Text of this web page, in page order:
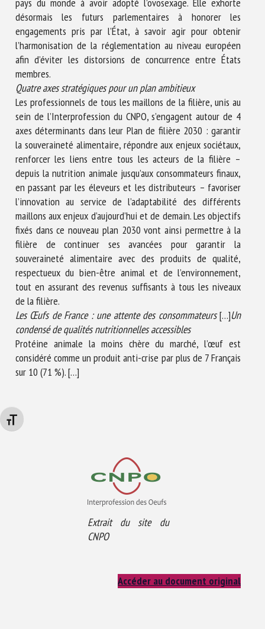
Changer la taille de la police
désormais les futurs parlementaires à honorer les
engagements pris par l’État, à savoir agir pour obtenir
l’harmonisation de la réglementation au niveau européen
afin d’éviter les distorsions de concurrence entre États
membres.
Quatre axes stratégiques pour un plan ambitieux
Les professionnels de tous les maillons de la filière, unis au
sein de l’Interprofession du CNPO, s’engagent autour de 4
axes déterminants dans leur Plan de filière 2030 : garantir
la souveraineté alimentaire, répondre aux enjeux sociétaux,
renforcer les liens entre tous les acteurs de la filière –
depuis la nutrition animale jusqu’aux consommateurs finaux,
en passant par les éleveurs et les distributeurs – favoriser
l’innovation au service de l’adaptabilité des différents
maillons aux enjeux d’aujourd’hui et de demain. Les objectifs
fixés dans ce nouveau plan 2030 vont ainsi permettre à la
filière de continuer ses avancées pour garantir la
souveraineté alimentaire avec des produits de qualité,
respectueux du bien-être animal et de l’environnement,
tout en assurant des revenus suffisants à tous les niveaux
de la filière.
Les Œufs de France : une attente des consommateurs[…]Un
condensé de qualités nutritionnelles accessibles
Protéine animale la moins chère du marché, l’œuf est
considéré comme un produit anti-crise par plus de 7 Français
sur 10 (71 %). […]
Extrait du site du
CNPO
Accéder au document original